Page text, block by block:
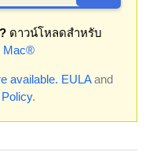
ดาวน์โหลดสำหรับ
Mac®
available. EULAand
.